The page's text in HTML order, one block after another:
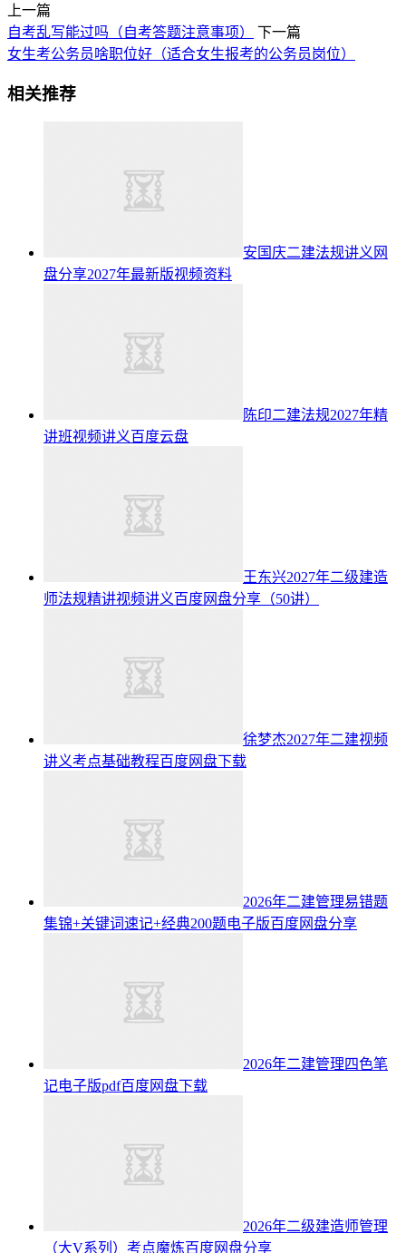
上一篇
自考乱写能过吗（自考答题注意事项）
下一篇
女生考公务员啥职位好（适合女生报考的公务员岗位）
相关推荐
安国庆二建法规讲义网
盘分享2027年最新版视频资料
陈印二建法规2027年精
讲班视频讲义百度云盘
王东兴2027年二级建造
师法规精讲视频讲义百度网盘分享（50讲）
徐梦杰2027年二建视频
讲义考点基础教程百度网盘下载
2026年二建管理易错题
集锦+关键词速记+经典200题电子版百度网盘分享
2026年二建管理四色笔
记电子版pdf百度网盘下载
2026年二级建造师管理
（大V系列）考点魔炼百度网盘分享